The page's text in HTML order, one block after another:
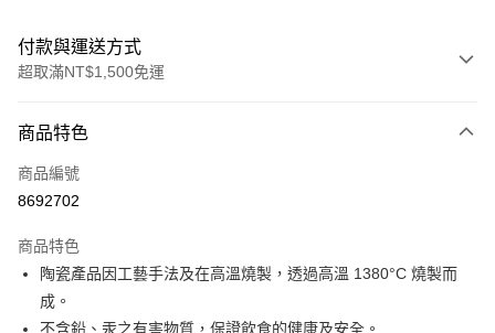
付款與運送方式
超取滿NT$1,500免運
信用卡一次付款
超商取貨付款
街口支付
悠遊付
商品特色
商品編號
8692702
商品特色
陶瓷產品因工藝手法及在高溫燒製，透過高溫 1380°C 燒製而
成。
不含鉛、汞之有害物質，保證飲食的健康及安全。